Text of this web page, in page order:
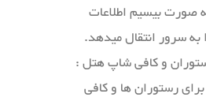
صورت بیسیم اطلاعات
سرور انتقال میدهد.
و کافی شاپ هتل :
رستوران ها و کافی